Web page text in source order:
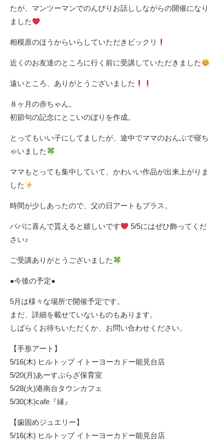
たが、マンツーマンでのんびりお話ししながらの開催になり
ました
相模原のほうからいらしていただきビックリ
近くのお友達のところに行く前に受講していただきました
遠いところ、ありがとうございました
８ヶ月の赤ちゃん。
初節句の記念にとこいのぼりを作成。
とってもいい子にしてましたが、途中でママのおんぶで寝ち
ゃいました
ママもとっても集中していて、かわいい作品が出来上がりま
した
時間が少しあったので、父の日アートもプラス。
パパに喜んで貰えると嬉しいです
5/5にはぜひ飾ってくだ
さい♪
ご受講ありがとうございました
●今後の予定●
5月は様々な場所で開催予定です。
まだ、詳細を載せていないものもあります。
しばらくお待ちいただくか、お問い合わせください。
【手形アート】
5/16(木) ヒルトップ イトーヨーカドー能見台店
5/20(月)あーすぷらざ保育室
5/28(火)港南台タウンカフェ
5/30(木)cafe『縁』
【歯固めジュエリー】
5/16(木) ヒルトップ イトーヨーカドー能見台店